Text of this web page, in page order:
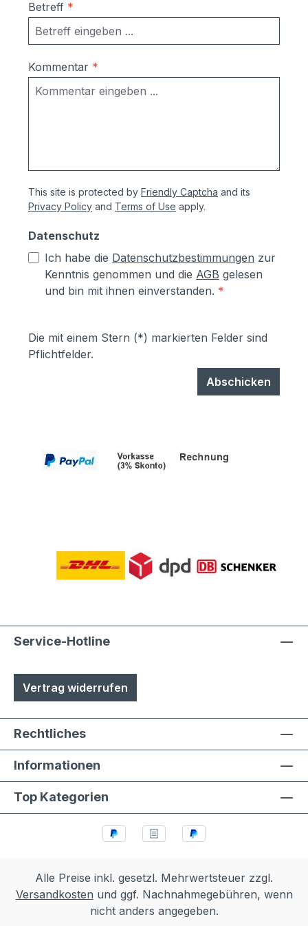
(2-Draht-Technik) einfache Installation,
dadurch geringere Kosten für
Handwerker einfache Bedienung nähere
Informationen zu comelit finden Sie
unter https://www.comelitgroup.com/de-
de/ Sollten Sie zusätzliche
Betreff *
Kommentar *
This site is protected by Friendly Captcha and its
Privacy Policy and Terms of Use apply.
Datenschutz
Ich habe die Datenschutzbestimmungen zur
Kenntnis genommen und die AGB gelesen
und bin mit ihnen einverstanden. *
Die mit einem Stern (*) markierten Felder sind
Pflichtfelder.
Abschicken
Service-Hotline
Vertrag widerrufen
Rechtliches
Informationen
Top Kategorien
Alle Preise inkl. gesetzl. Mehrwertsteuer zzgl.
Versandkosten und ggf. Nachnahmegebühren, wenn
nicht anders angegeben.